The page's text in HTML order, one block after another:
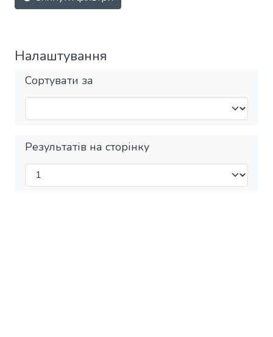
Налаштування
Сортувати за
Результатів на сторінку